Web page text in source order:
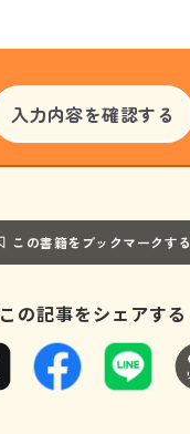
この書籍をブックマークする
この記事をシェアする